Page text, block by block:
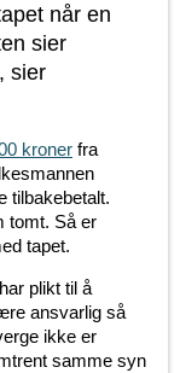
når en
sier
sier
kroner fra
tilbakebetalt.
tomt. Så er
tapet.
plikt til å
ansvarlig så
ikke er
samme syn